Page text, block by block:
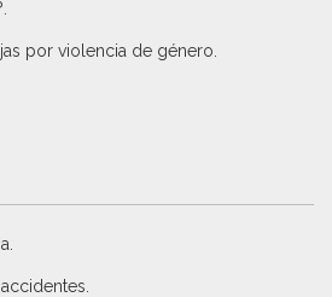
por violencia de género